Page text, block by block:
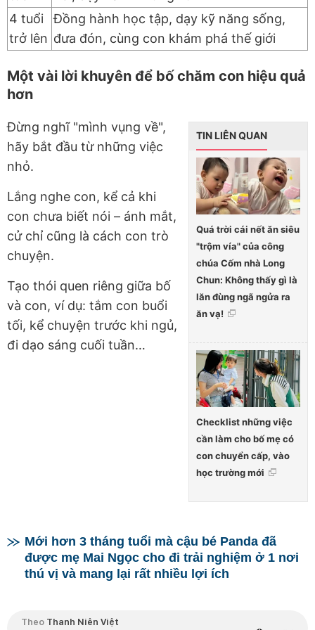
4 tuổi
trở lên
Đồng hành học tập, dạy kỹ năng sống,
đưa đón, cùng con khám phá thế giới
Một vài lời khuyên để bố chăm con hiệu quả
hơn
TIN LIÊN QUAN
Quá trời cái nết ăn siêu
"trộm vía" của công
chúa Cốm nhà Long
Chun: Không thấy gì là
lăn đùng ngã ngửa ra
ăn vạ!
Checklist những việc
cần làm cho bố mẹ có
con chuyển cấp, vào
học trường mới
Đừng nghĩ "mình vụng về",
hãy bắt đầu từ những việc
nhỏ.
Lắng nghe con, kể cả khi
con chưa biết nói – ánh mắt,
cử chỉ cũng là cách con trò
chuyện.
Tạo thói quen riêng giữa bố
và con, ví dụ: tắm con buổi
tối, kể chuyện trước khi ngủ,
đi dạo sáng cuối tuần…
Mới hơn 3 tháng tuổi mà cậu bé Panda đã
được mẹ Mai Ngọc cho đi trải nghiệm ở 1 nơi
thú vị và mang lại rất nhiều lợi ích
Theo Thanh Niên Việt